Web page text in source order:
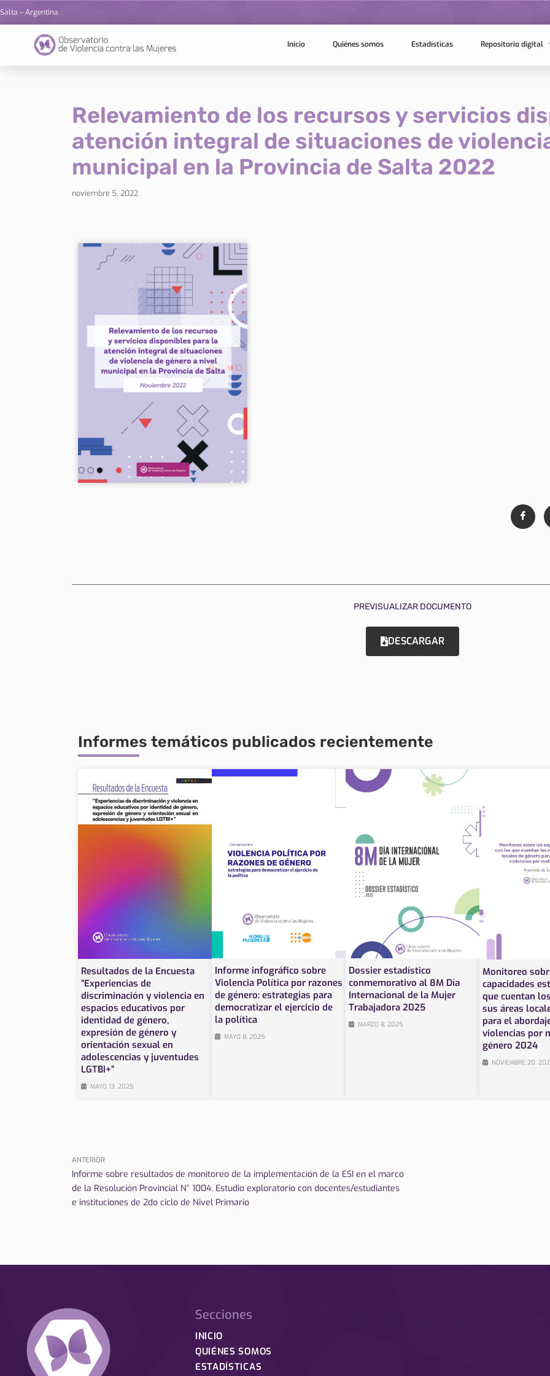
Salta – Argentina
Inicio Quiénes somos Estadísticas Repositorio digital
Relevamiento de los recursos y servicios
atención integral de situaciones de
municipal en la Provincia de Salta 2022
noviembre 5, 2022
PREVISUALIZAR DOCUMENTO
DESCARGAR
Informes temáticos publicados recientemente
Resultados de la Encuesta
“Experiencias de
discriminación y violencia en
espacios educativos por
identidad de género,
expresión de género y
orientación sexual en
adolescencias y juventudes
LGTBI+”
MAYO 13, 2025
Informe infográfico sobre
Violencia Política por razones
de género: estrategias para
democratizar el ejercicio de
la política
MAYO 8, 2025
Dossier estadístico
conmemorativo al 8M Día
Internacional de la Mujer
Trabajadora 2025
MARZO 8, 2025
Monitoreo
capacidades
que cuentan
sus áreas
para el
violencias por
género 2024
NOVIEMBRE 20,
ANTERIOR
Informe sobre resultados de monitoreo de la implementación de la ESI en el marco
de la Resolución Provincial N° 1004. Estudio exploratorio con docentes/estudiantes
e instituciones de 2do ciclo de Nivel Primario
Secciones
INICIO
QUIÉNES SOMOS
ESTADÍSTICAS